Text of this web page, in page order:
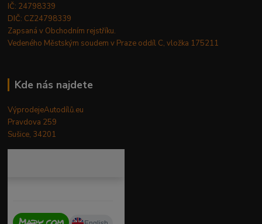
IČ: 24798339
DIČ: CZ24798339
Zapsaná v Obchodním rejstříku.
Vedeného Městským soudem v Praze oddíl C, vložka 175211
Kde nás najdete
VýprodejeAutodílů.eu
Pravdova 259
Sušice, 34201